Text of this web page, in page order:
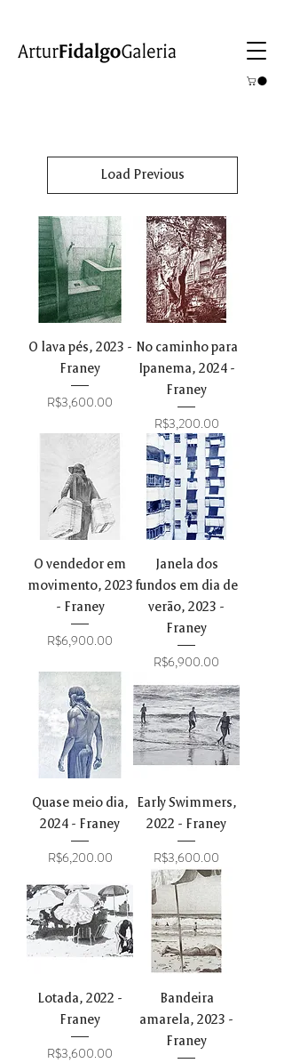
Load Previous
O lava pés, 2023 -
Franey
Price
R$3,600.00
No caminho para
Ipanema, 2024 -
Franey
Price
R$3,200.00
O vendedor em
movimento, 2023
- Franey
Price
R$6,900.00
Janela dos
fundos em dia de
verão, 2023 -
Franey
Price
R$6,900.00
Quase meio dia,
2024 - Franey
Price
R$6,200.00
Early Swimmers,
2022 - Franey
Price
R$3,600.00
Lotada, 2022 -
Franey
Price
R$3,600.00
Bandeira
amarela, 2023 -
Franey